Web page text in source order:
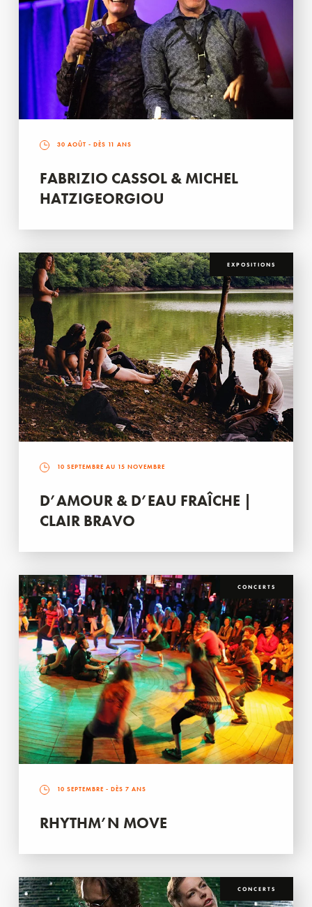
30 AOÛT - DÈS 11 ANS
FABRIZIO CASSOL & MICHEL
HATZIGEORGIOU
EXPOSITIONS
10 SEPTEMBRE AU 15 NOVEMBRE
D’AMOUR & D’EAU FRAÎCHE |
CLAIR BRAVO
CONCERTS
10 SEPTEMBRE - DÈS 7 ANS
RHYTHM’N MOVE
CONCERTS